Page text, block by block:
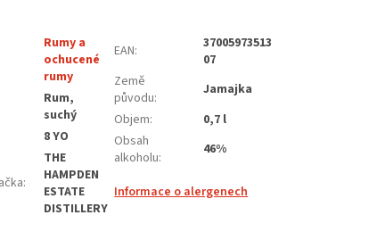
Rumy a
ochucené
rumy
Rum,
suchý
8 YO
:
THE
HAMPDEN
ESTATE
DISTILLERY
EAN:
37005973513
07
Země
původu:
Jamajka
Objem:
0,7 l
Obsah
alkoholu: 46%
Informace o alergenech